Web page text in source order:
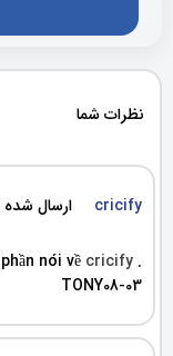
نظرات شما
cricify ارسال شده : 6 روز
nói về cricify .
TONY08-03